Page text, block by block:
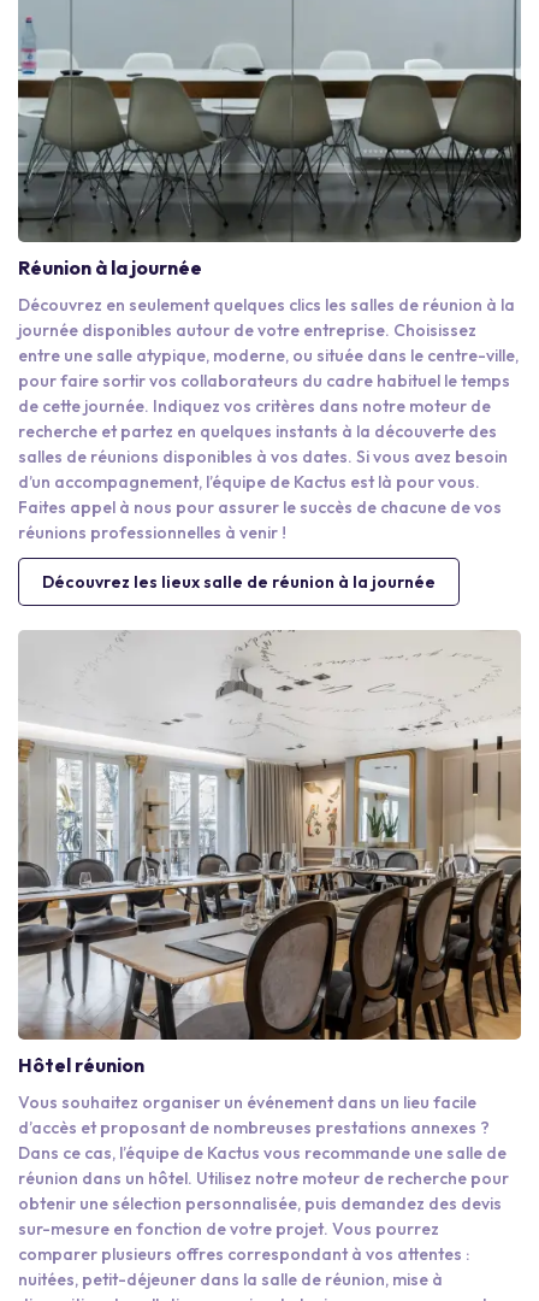
Réunion à la journée
Découvrez en seulement quelques clics les salles de réunion à la
journée disponibles autour de votre entreprise. Choisissez
entre une salle atypique, moderne, ou située dans le centre-ville,
pour faire sortir vos collaborateurs du cadre habituel le temps
de cette journée. Indiquez vos critères dans notre moteur de
recherche et partez en quelques instants à la découverte des
salles de réunions disponibles à vos dates. Si vous avez besoin
d’un accompagnement, l’équipe de Kactus est là pour vous.
Faites appel à nous pour assurer le succès de chacune de vos
réunions professionnelles à venir !
Découvrez les lieux salle de réunion à la journée
Hôtel réunion
Vous souhaitez organiser un événement dans un lieu facile
d’accès et proposant de nombreuses prestations annexes ?
Dans ce cas, l’équipe de Kactus vous recommande une salle de
réunion dans un hôtel. Utilisez notre moteur de recherche pour
obtenir une sélection personnalisée, puis demandez des devis
sur-mesure en fonction de votre projet. Vous pourrez
comparer plusieurs offres correspondant à vos attentes :
nuitées, petit-déjeuner dans la salle de réunion, mise à